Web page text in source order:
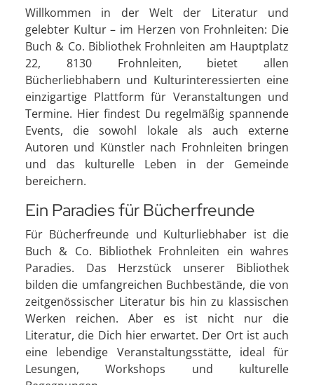
Willkommen in der Welt der Literatur und
gelebter Kultur – im Herzen von Frohnleiten: Die
Buch & Co. Bibliothek Frohnleiten am Hauptplatz
22, 8130 Frohnleiten, bietet allen
Bücherliebhabern und Kulturinteressierten eine
einzigartige Plattform für Veranstaltungen und
Termine. Hier findest Du regelmäßig spannende
Events, die sowohl lokale als auch externe
Autoren und Künstler nach Frohnleiten bringen
und das kulturelle Leben in der Gemeinde
bereichern.
Ein Paradies für Bücherfreunde
Für Bücherfreunde und Kulturliebhaber ist die
Buch & Co. Bibliothek Frohnleiten ein wahres
Paradies. Das Herzstück unserer Bibliothek
bilden die umfangreichen Buchbestände, die von
zeitgenössischer Literatur bis hin zu klassischen
Werken reichen. Aber es ist nicht nur die
Literatur, die Dich hier erwartet. Der Ort ist auch
eine lebendige Veranstaltungsstätte, ideal für
Lesungen, Workshops und kulturelle